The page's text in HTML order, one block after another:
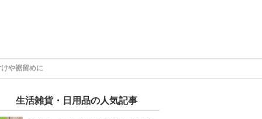
や裾留めに
生活雑貨・日用品の人気記事